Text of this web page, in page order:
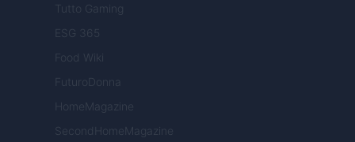
Tutto Gaming
ESG 365
Food Wiki
FuturoDonna
HomeMagazine
SecondHomeMagazine